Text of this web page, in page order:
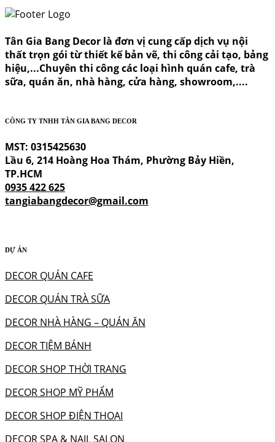
Tân Gia Bang Decor là đơn vị cung cấp dịch vụ nội
thất trọn gói từ thiết kế bản vẽ, thi công cải tạo, bảng
hiệu,...Chuyên thi công các loại hình quán cafe, trà
sữa, quán ăn, nhà hàng, cửa hàng, showroom,....
CÔNG TY TNHH TÂN GIA BANG DECOR
MST: 0315425630
Lầu 6, 214 Hoàng Hoa Thám, Phường Bảy Hiền,
TP.HCM
0935 422 625
tangiabangdecor@gmail.com
DỰ ÁN
DECOR QUÁN CAFE
DECOR QUÁN TRÀ SỮA
DECOR NHÀ HÀNG – QUÁN ĂN
DECOR TIỆM BÁNH
DECOR SHOP THỜI TRANG
DECOR SHOP MỸ PHẨM
DECOR SHOP ĐIỆN THOẠI
DECOR SPA & NAIL SALON